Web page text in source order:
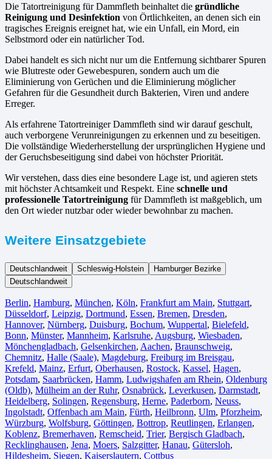
Die Tatortreinigung für Dammfleth beinhaltet die gründliche
Reinigung und Desinfektion von Örtlichkeiten, an denen sich ein
tragisches Ereignis ereignet hat, wie ein Unfall, ein Mord, ein
Selbstmord oder ein natürlicher Tod.
Dabei handelt es sich nicht nur um die Entfernung sichtbarer Spuren
wie Blutreste oder Gewebespuren, sondern auch um die
Eliminierung von Gerüchen und die Eliminierung möglicher
Gefahren für die Gesundheit durch Bakterien, Viren und andere
Erreger.
Als erfahrene Tatortreiniger Dammfleth sind wir darauf geschult,
auch verborgene Verunreinigungen zu erkennen und zu beseitigen.
Die vollständige Wiederherstellung der ursprünglichen Hygiene und
der Geruchsbeseitigung sind dabei von höchster Priorität.
Wir verstehen, dass dies eine besondere Lage ist, und agieren stets
mit höchster Achtsamkeit und Respekt. Eine schnelle und
professionelle Tatortreinigung für Dammfleth ist maßgeblich, um
den Ort wieder nutzbar oder wieder bewohnbar zu machen.
Weitere Einsatzgebiete
Deutschlandweit Schleswig-Holstein
Hamburger Bezirke
Deutschlandweit
Berlin⁠, Hamburg, München, Köln⁠, Frankfurt am Main, Stuttgart,
Düsseldorf, Leipzig, Dortmund, Essen, Bremen, Dresden,
Hannover, Nürnberg, Duisburg⁠, Bochum, Wuppertal⁠, Bielefeld⁠,
Bonn⁠, Münster⁠, Mannheim, Karlsruhe, Augsburg, Wiesbaden⁠,
Mönchengladbach⁠, Gelsenkirchen⁠, Aachen⁠, Braunschweig,
Chemnitz⁠, Halle (Saale)⁠, Magdeburg, Freiburg im Breisgau⁠,
Krefeld⁠, Mainz⁠, Erfurt, Oberhausen⁠, Rostock⁠, Kassel⁠, Hagen,
Potsdam, Saarbrücken⁠, Hamm, Ludwigshafen am Rhein⁠, Oldenburg
(Oldb), Mülheim an der Ruhr, Osnabrück⁠, Leverkusen, Darmstadt⁠,
Heidelberg, Solingen, Regensburg, Herne⁠, Paderborn, Neuss,
Ingolstadt, Offenbach am Main, Fürth⁠, Heilbronn, Ulm⁠, Pforzheim,
Würzburg, Wolfsburg⁠, Göttingen, Bottrop, Reutlingen, Erlangen⁠,
Koblenz, Bremerhaven⁠, Remscheid, Trier⁠, Bergisch Gladbach,
Recklinghausen, Jena⁠, Moers⁠, Salzgitter⁠, Hanau, Gütersloh,
Hildesheim⁠, Siegen⁠, Kaiserslautern⁠, Cottbus⁠